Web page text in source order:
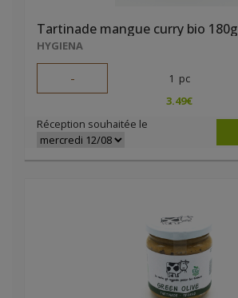
Tartinade mangue curry bio 180g
HYGIENA
- 1 pc
3.49€
Réception souhaitée le